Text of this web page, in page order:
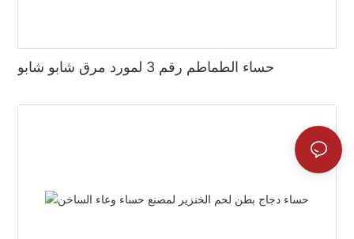
حساء الطماطم رقم 3 لمورد مرق شابو شابو